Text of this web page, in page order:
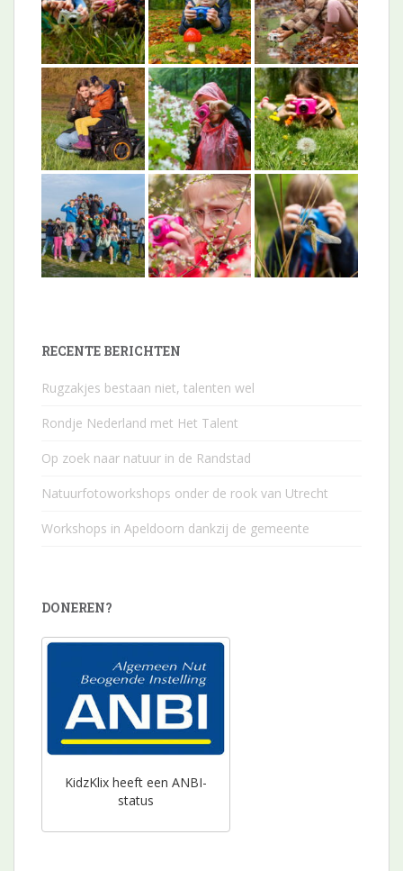
RECENTE BERICHTEN
Rugzakjes bestaan niet, talenten wel
Rondje Nederland met Het Talent
Op zoek naar natuur in de Randstad
Natuurfotoworkshops onder de rook van Utrecht
Workshops in Apeldoorn dankzij de gemeente
DONEREN?
KidzKlix heeft een ANBI-
status